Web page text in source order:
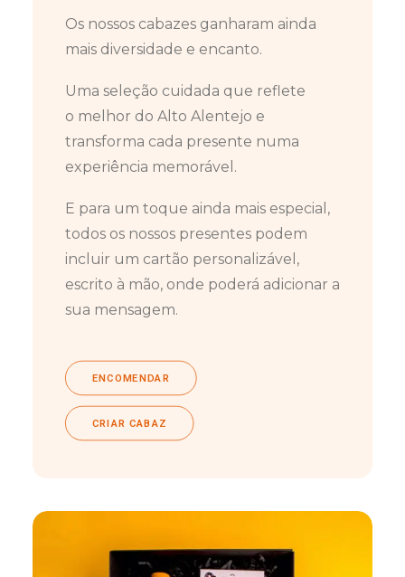
Os nossos cabazes ganharam ainda
mais diversidade e encanto.
Uma seleção cuidada que reflete
o melhor do Alto Alentejo e
transforma cada presente numa
experiência memorável.
E para um toque ainda mais especial,
todos os nossos presentes podem
incluir um cartão personalizável,
escrito à mão, onde poderá adicionar a
sua mensagem.
ENCOMENDAR
CRIAR CABAZ